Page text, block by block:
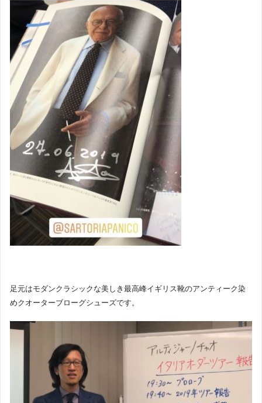
足元はモダンクラシックな美しき最高峰イギリス靴のアンティーク染
めクオーターブローグシューズです。